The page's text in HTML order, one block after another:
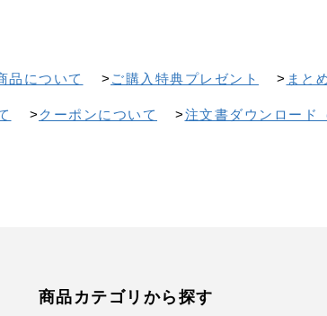
品について > ご購入特典プレゼント > まと
> クーポンについて >注文書ダウンロード
商品カテゴリから探す